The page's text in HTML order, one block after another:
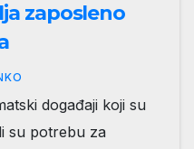
zaposleno
događaji koji su
su potrebu za